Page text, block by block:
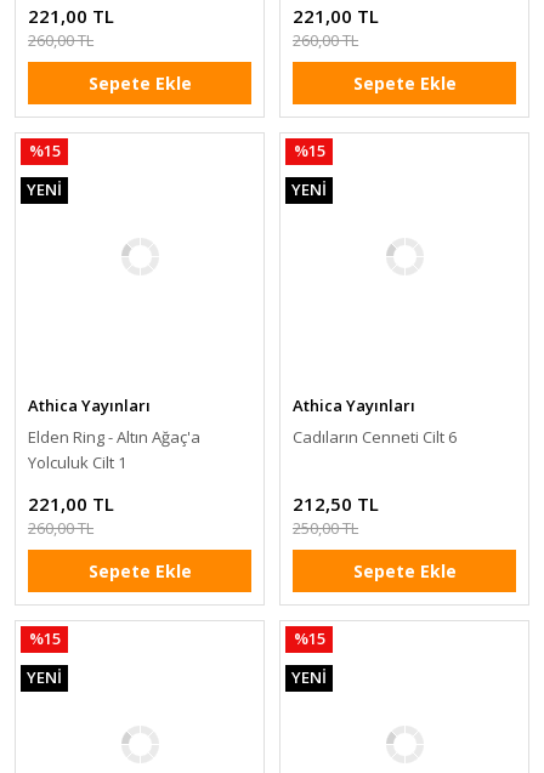
221,00 TL
260,00 TL
Sepete Ekle
221,00 TL
260,00 TL
Sepete Ekle
%15
YENİ
Athica Yayınları
Elden Ring - Altın Ağaç'a
Yolculuk Cilt 1
221,00 TL
260,00 TL
Sepete Ekle
%15
YENİ
Athica Yayınları
Cadıların Cenneti Cilt 6
212,50 TL
250,00 TL
Sepete Ekle
%15
YENİ
%15
YENİ